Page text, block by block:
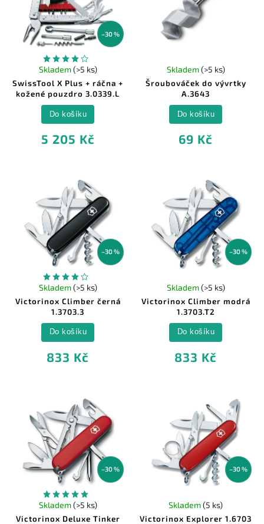
–30 %
SwissTool X Plus + ráčna +
kožené pouzdro 3.0339.L
Skladem(>5 ks)
5 205 Kč
Do košíku
Šroubováček do vývrtky
A.3643
Skladem(>5 ks)
69 Kč
Do košíku
–30 %
Victorinox Climber černá
1.3703.3
Skladem(>5 ks)
833 Kč
Do košíku
–30 %
Victorinox Climber modrá
1.3703.T2
Skladem(>5 ks)
833 Kč
Do košíku
–30 %
Victorinox Deluxe Tinker
Skladem(>5 ks)
–30 %
Victorinox Explorer 1.6703
Skladem(5 ks)